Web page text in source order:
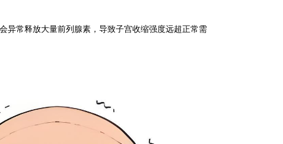
异常释放大量前列腺素，导致子宫收缩强度远超正常需